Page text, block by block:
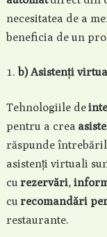
necesitatea de a
beneficia de un
b) Asistenți
Tehnologiile de
pentru a crea
răspunde
asistenți virtuali
cu rezervări,
cu recomandări
restaurante.